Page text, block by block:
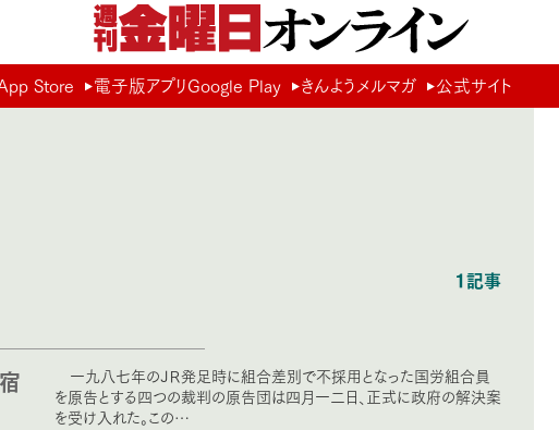
Store 電子版アプリGoogle Play きんようメルマガ 公式サイト
1記事
一九八七年のＪＲ発足時に組合差別で不採用となった国労組合員
を原告とする四つの裁判の原告団は四月一二日、正式に政府の解決案
を受け入れた。この…